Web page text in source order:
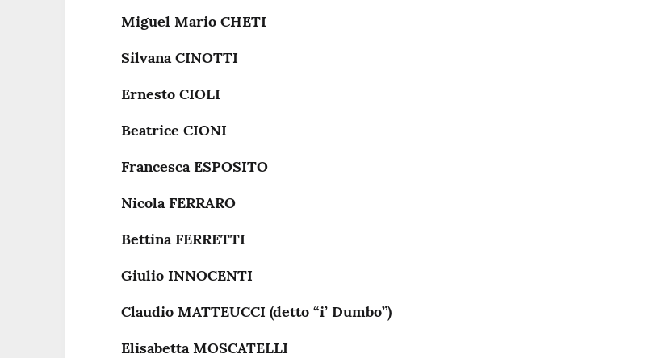
Miguel Mario CHETI
Silvana CINOTTI
Ernesto CIOLI
Beatrice CIONI
Francesca ESPOSITO
Nicola FERRARO
Bettina FERRETTI
Giulio INNOCENTI
Claudio MATTEUCCI (detto “i’ Dumbo”)
Elisabetta MOSCATELLI